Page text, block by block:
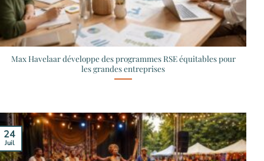
Max Havelaar développe des programmes RSE équitables pour
les grandes entreprises
24
Juil